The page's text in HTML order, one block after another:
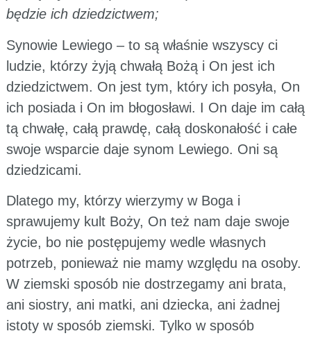
będzie ich dziedzictwem;
Synowie Lewiego – to są właśnie wszyscy ci
ludzie, którzy żyją chwałą Bożą i On jest ich
dziedzictwem. On jest tym, który ich posyła, On
ich posiada i On im błogosławi. I On daje im całą
tą chwałę, całą prawdę, całą doskonałość i całe
swoje wsparcie daje synom Lewiego. Oni są
dziedzicami.
Dlatego my, którzy wierzymy w Boga i
sprawujemy kult Boży, On też nam daje swoje
życie, bo nie postępujemy wedle własnych
potrzeb, ponieważ nie mamy względu na osoby.
W ziemski sposób nie dostrzegamy ani brata,
ani siostry, ani matki, ani dziecka, ani żadnej
istoty w sposób ziemski. Tylko w sposób